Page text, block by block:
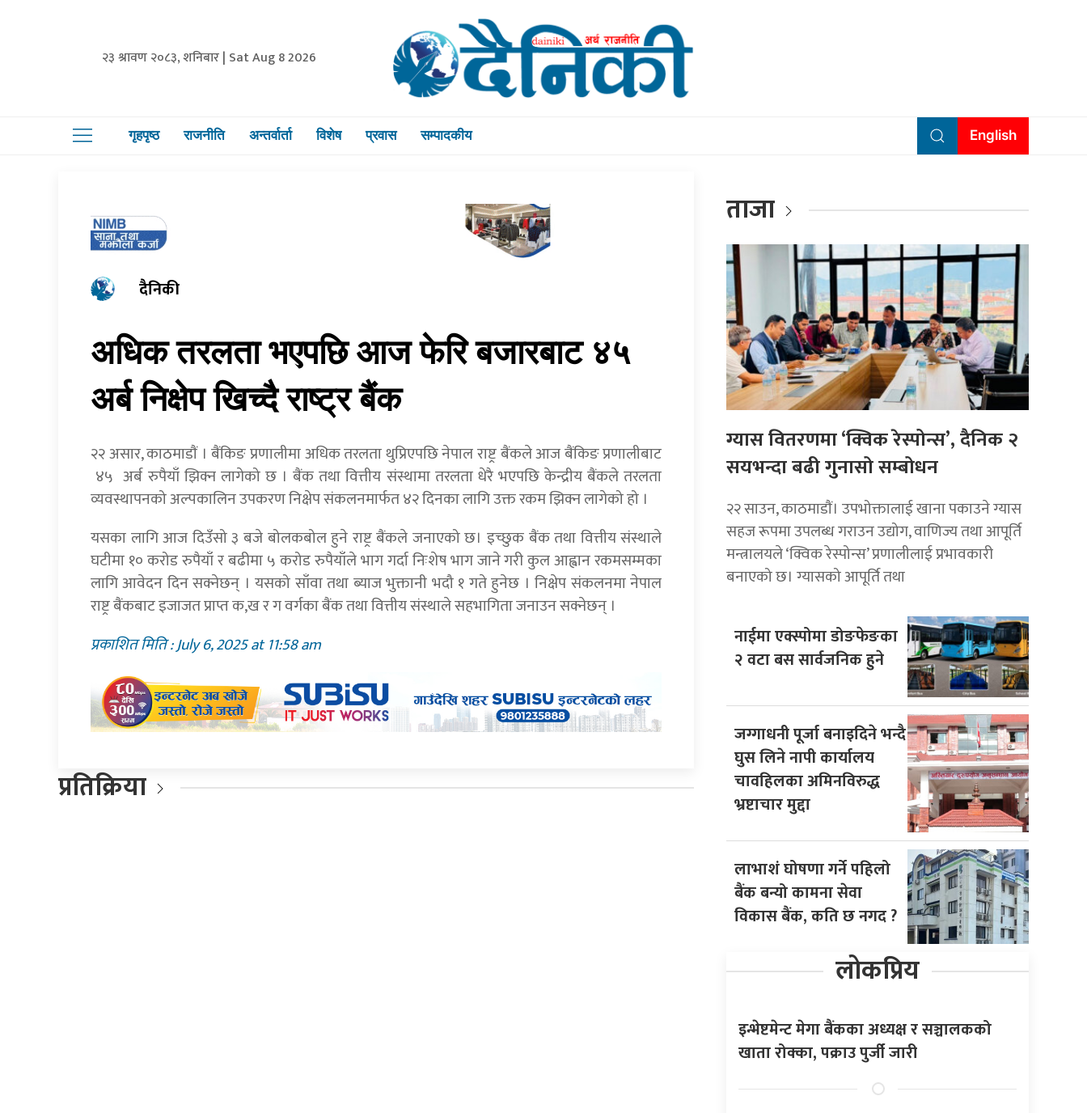
२३ श्रावण २०८३, शनिबार | Sat Aug 8 2026
गृहपृष्ठ राजनीति अन्तर्वार्ता विशेष प्रवास सम्पादकीय English
दैनिकी
अधिक तरलता भएपछि आज फेरि बजारबाट ४५
अर्ब निक्षेप खिच्दै राष्ट्र बैंक
२२ असार, काठमाडाैं । बैंकिङ प्रणालीमा अधिक तरलता थुप्रिएपछि नेपाल राष्ट्र बैंकले आज बैंकिङ प्रणालीबाट
४५ अर्ब रुपैयाँ झिक्न लागेको छ । बैंक तथा वित्तीय संस्थामा तरलता धेरै भएपछि केन्द्रीय बैंकले तरलता
व्यवस्थापनको अल्पकालिन उपकरण निक्षेप संकलनमार्फत ४२ दिनका लागि उक्त रकम झिक्न लागेको हो ।
यसका लागि आज दिउँसो ३ बजे बोलकबोल हुने राष्ट्र बैंकले जनाएको छ। इच्छुक बैंक तथा वित्तीय संस्थाले
घटीमा १० करोड रुपैयाँ र बढीमा ५ करोड रुपैयाँले भाग गर्दा निःशेष भाग जाने गरी कुल आह्वान रकमसम्मका
लागि आवेदन दिन सक्नेछन् । यसको साँवा तथा ब्याज भुक्तानी भदौ १ गते हुनेछ । निक्षेप संकलनमा नेपाल
राष्ट्र बैंकबाट इजाजत प्राप्त क,ख र ग वर्गका बैंक तथा वित्तीय संस्थाले सहभागिता जनाउन सक्नेछन् ।
प्रकाशित मिति : July 6, 2025 at 11:58 am
प्रतिक्रिया
ताजा
ग्यास वितरणमा ‘क्विक रेस्पोन्स’, दैनिक २
सयभन्दा बढी गुनासो सम्बोधन
२२ साउन, काठमाडाैं। उपभोक्तालाई खाना पकाउने ग्यास
सहज रूपमा उपलब्ध गराउन उद्योग, वाणिज्य तथा आपूर्ति
मन्त्रालयले ‘क्विक रेस्पोन्स’ प्रणालीलाई प्रभावकारी
बनाएको छ। ग्यासको आपूर्ति तथा
नाईमा एक्स्पोमा डोङफेङका
२ वटा बस सार्वजनिक हुने
जग्गाधनी पूर्जा बनाइदिने भन्दै
घुस लिने नापी कार्यालय
चावहिलका अमिनविरुद्ध
भ्रष्टाचार मुद्दा
लाभाशं घोषणा गर्ने पहिलो
बैंक बन्यो कामना सेवा
विकास बैंक, कति छ नगद ?
लोकप्रिय
इन्भेष्टमेन्ट मेगा बैंकका अध्यक्ष र सञ्चालकको
खाता रोक्का, पक्राउ पुर्जी जारी